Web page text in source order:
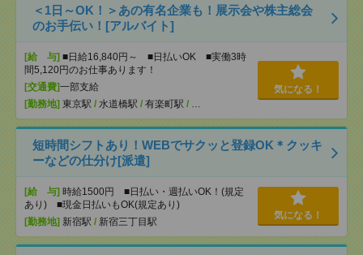
＜1日～OK！＞あの有名企業も！展示会や株主総会
のお手伝い！[アルバイト]
[給 与] ■日給16,840円～ ■日払いOK ■実働3時
間5,120円のお仕事あります！
[交通費]一部支給
[勤務地] 東京駅 / 水道橋駅 / 有楽町駅 / …
気になる！
短時間シフトあり！WEBでサクッと登録OK＊クッキ
ーなどの仕分け[派遣]
[給 与] 時給1500円 ■日払い・週払いOK！(規定
あり) ■現金日払いもOK(規定あり)
[勤務地] 新宿駅 / 新宿三丁目駅
気になる！